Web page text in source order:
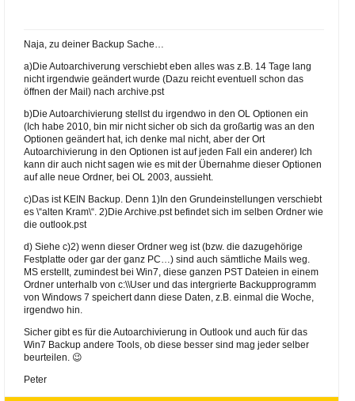
Naja, zu deiner Backup Sache…
a)Die Autoarchiverung verschiebt eben alles was z.B. 14 Tage lang
nicht irgendwie geändert wurde (Dazu reicht eventuell schon das
öffnen der Mail) nach archive.pst
b)Die Autoarchivierung stellst du irgendwo in den OL Optionen ein
(Ich habe 2010, bin mir nicht sicher ob sich da großartig was an den
Optionen geändert hat, ich denke mal nicht, aber der Ort
Autoarchivierung in den Optionen ist auf jeden Fall ein anderer) Ich
kann dir auch nicht sagen wie es mit der Übernahme dieser Optionen
auf alle neue Ordner, bei OL 2003, aussieht.
c)Das ist KEIN Backup. Denn 1)In den Grundeinstellungen verschiebt
es \“alten Kram\“. 2)Die Archive.pst befindet sich im selben Ordner wie
die outlook.pst
d) Siehe c)2) wenn dieser Ordner weg ist (bzw. die dazugehörige
Festplatte oder gar der ganz PC…) sind auch sämtliche Mails weg.
MS erstellt, zumindest bei Win7, diese ganzen PST Dateien in einem
Ordner unterhalb von c:\\User und das intergrierte Backupprogramm
von Windows 7 speichert dann diese Daten, z.B. einmal die Woche,
irgendwo hin.
Sicher gibt es für die Autoarchivierung in Outlook und auch für das
Win7 Backup andere Tools, ob diese besser sind mag jeder selber
beurteilen. 😉
Peter